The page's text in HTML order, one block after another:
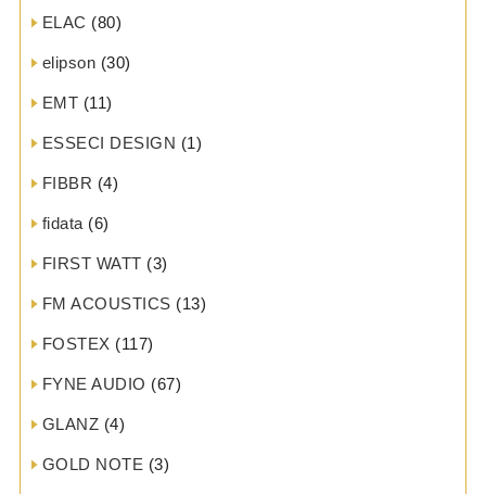
ELAC (80)
elipson (30)
EMT (11)
ESSECI DESIGN (1)
FIBBR (4)
fidata (6)
FIRST WATT (3)
FM ACOUSTICS (13)
FOSTEX (117)
FYNE AUDIO (67)
GLANZ (4)
GOLD NOTE (3)